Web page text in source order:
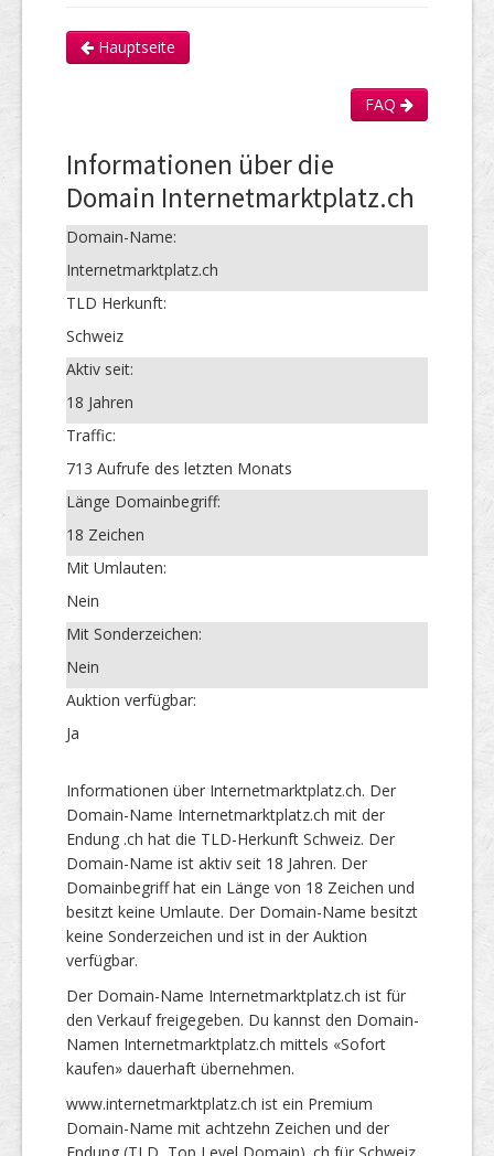
Hauptseite
FAQ
Informationen über die
Domain Internetmarktplatz.ch
Domain-Name:
Internetmarktplatz.ch
TLD Herkunft:
Schweiz
Aktiv seit:
18 Jahren
Traffic:
713 Aufrufe des letzten Monats
Länge Domainbegriff:
18 Zeichen
Mit Umlauten:
Nein
Mit Sonderzeichen:
Nein
Auktion verfügbar:
Ja
Informationen über Internetmarktplatz.ch. Der
Domain-Name Internetmarktplatz.ch mit der
Endung .ch hat die TLD-Herkunft Schweiz. Der
Domain-Name ist aktiv seit 18 Jahren. Der
Domainbegriff hat ein Länge von 18 Zeichen und
besitzt keine Umlaute. Der Domain-Name besitzt
keine Sonderzeichen und ist in der Auktion
verfügbar.
Der Domain-Name Internetmarktplatz.ch ist für
den Verkauf freigegeben. Du kannst den Domain-
Namen Internetmarktplatz.ch mittels «Sofort
kaufen» dauerhaft übernehmen.
www.internetmarktplatz.ch ist ein Premium
Domain-Name mit achtzehn Zeichen und der
Endung (TLD, Top Level Domain) .ch für Schweiz.